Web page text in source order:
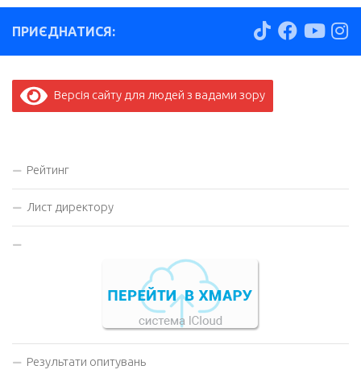
ПРИЄДНАТИСЯ:
Версія сайту для людей з вадами зору
Рейтинг
Лист директору
Результати опитувань